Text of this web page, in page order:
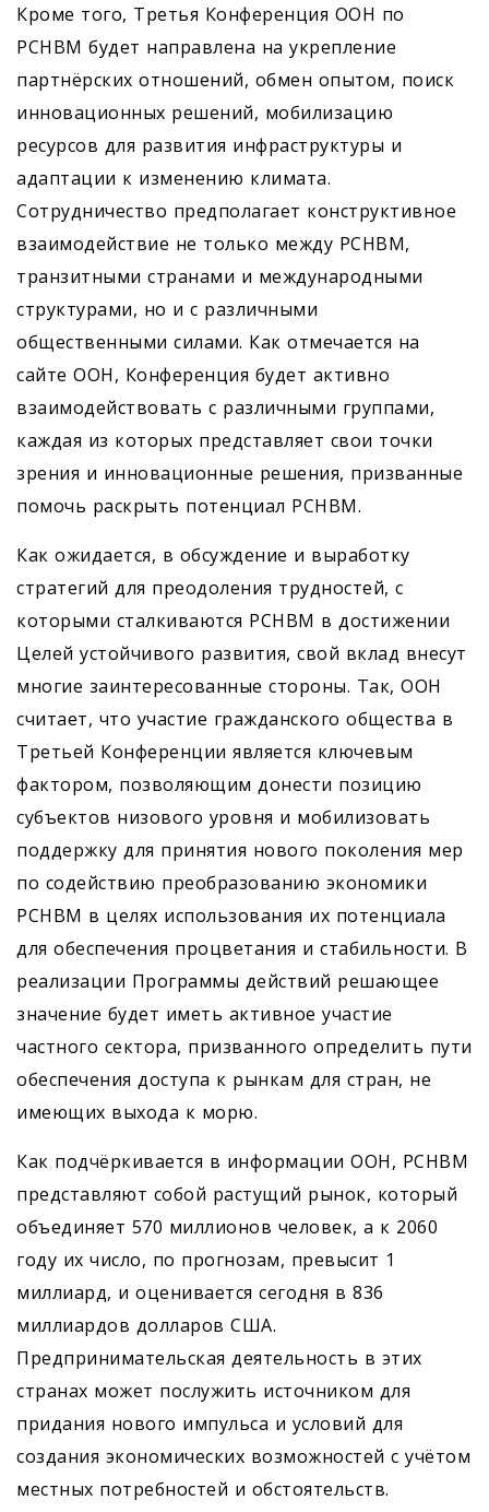
Кроме того, Третья Конференция ООН по
РСНВМ будет направлена на укрепление
партнёрских отношений, обмен опытом, поиск
инновационных решений, мобилизацию
ресурсов для развития инфраструктуры и
адаптации к изменению климата.
Сотрудничество предполагает конструктивное
взаимодействие не только между РСНВМ,
транзитными странами и международными
структурами, но и с различными
общественными силами. Как отмечается на
сайте ООН, Конференция будет активно
взаимодействовать с различными группами,
каждая из которых представляет свои точки
зрения и инновационные решения, призванные
помочь раскрыть потенциал РСНВМ.
Как ожидается, в обсуждение и выработку
стратегий для преодоления трудностей, с
которыми сталкиваются РСНВМ в достижении
Целей устойчивого развития, свой вклад внесут
многие заинтересованные стороны. Так, ООН
считает, что участие гражданского общества в
Третьей Конференции является ключевым
фактором, позволяющим донести позицию
субъектов низового уровня и мобилизовать
поддержку для принятия нового поколения мер
по содействию преобразованию экономики
РСНВМ в целях использования их потенциала
для обеспечения процветания и стабильности. В
реализации Программы действий решающее
значение будет иметь активное участие
частного сектора, призванного определить пути
обеспечения доступа к рынкам для стран, не
имеющих выхода к морю.
Как подчёркивается в информации ООН, РСНВМ
представляют собой растущий рынок, который
объединяет 570 миллионов человек, а к 2060
году их число, по прогнозам, превысит 1
миллиард, и оценивается сегодня в 836
миллиардов долларов США.
Предпринимательская деятельность в этих
странах может послужить источником для
придания нового импульса и условий для
создания экономических возможностей с учётом
местных потребностей и обстоятельств.